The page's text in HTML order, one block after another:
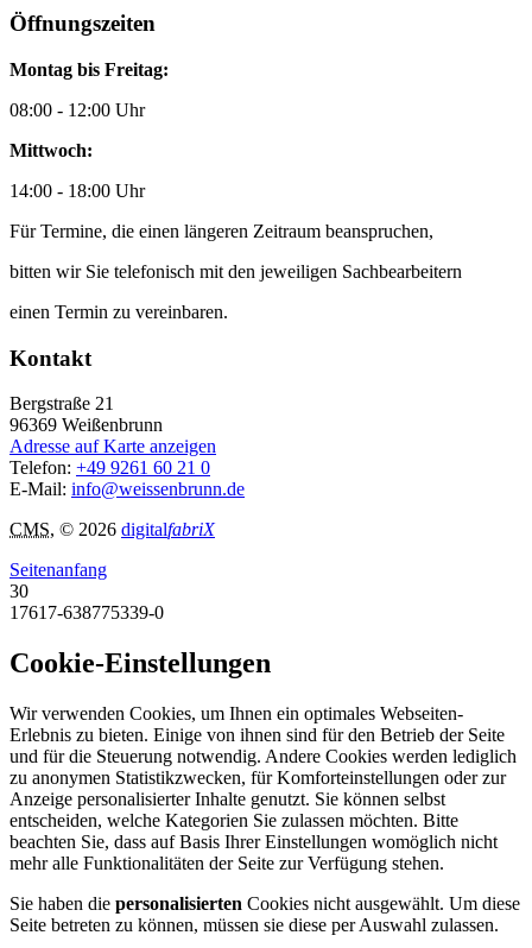
Öffnungszeiten
Montag bis Freitag:
08:00 - 12:00 Uhr
Mittwoch:
14:00 - 18:00 Uhr
Für Termine, die einen längeren Zeitraum beanspruchen,
bitten wir Sie telefonisch mit den jeweiligen Sachbearbeitern
einen Termin zu vereinbaren.
Kontakt
Bergstraße 21
96369 Weißenbrunn
Adresse auf Karte anzeigen
Telefon: +49 9261 60 21 0
E-Mail: info@weissenbrunn.de
CMS, © 2026 digitalfabriX
Seitenanfang
30
17617-638775339-0
Cookie-Einstellungen
Wir verwenden Cookies, um Ihnen ein optimales Webseiten-
Erlebnis zu bieten. Einige von ihnen sind für den Betrieb der Seite
und für die Steuerung notwendig. Andere Cookies werden lediglich
zu anonymen Statistikzwecken, für Komforteinstellungen oder zur
Anzeige personalisierter Inhalte genutzt. Sie können selbst
entscheiden, welche Kategorien Sie zulassen möchten. Bitte
beachten Sie, dass auf Basis Ihrer Einstellungen womöglich nicht
mehr alle Funktionalitäten der Seite zur Verfügung stehen.
Sie haben die personalisierten Cookies nicht ausgewählt. Um diese
Seite betreten zu können, müssen sie diese per Auswahl zulassen.